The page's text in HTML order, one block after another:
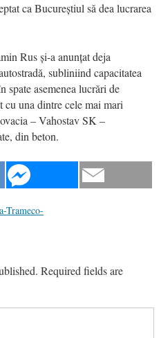
ca Bucureștiul să dea lucrarea
Rus și-a anunțat deja
subliniind capacitatea
spate asemenea lucrări de
cu una dintre cele mai mari
– Vahostav SK –
din beton.
Trameco-
Required fields are